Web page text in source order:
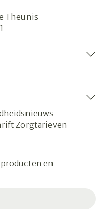
Theunis
Zorgtarieven
en